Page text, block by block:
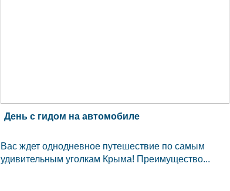
День с гидом на автомобиле
Вас ждет однодневное путешествие по самым
удивительным уголкам Крыма! Преимущество...